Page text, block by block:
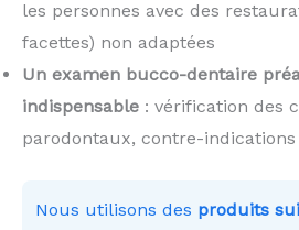
les personnes avec des
facettes) non adaptées
Un examen bucco-dentaire
indispensable : vérification des
parodontaux, contre-indications
Nous utilisons des produits